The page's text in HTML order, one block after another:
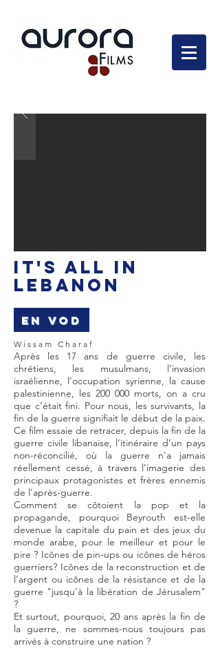
IT'S ALL IN
LEBANON
EN VOD
Wissam Charaf
Après les 17 ans de guerre civile, les
chrétiens, les musulmans, l’invasion
israélienne, l’occupation syrienne, la cause
palestinienne, les 200 000 morts, on a cru
que c’était fini. Pour nous, les survivants, la
fin de la guerre signifiait le début de la paix.
Ce film essaie de retracer, depuis la fin de la
guerre civile libanaise, l’itinéraire d’un pays
non-réconcilié, où la guerre n'a jamais
réellement cessé, à travers l'imagerie des
principaux protagonistes et frères ennemis
de l'après-guerre.
Comment se côtoient la pop et la
propagande, pourquoi Beyrouth est-elle
devenue la capitale du pain et des jeux du
monde arabe, pour le meilleur et pour le
pire ? Icônes de pin-ups ou icônes de héros
guerriers? Icônes de la reconstruction et de
l’argent ou icônes de la résistance et de la
guerre "jusqu'à la libération de Jérusalem"
?
Et surtout, pourquoi, 20 ans après la fin de
la guerre, ne sommes-nous toujours pas
arrivés à construire une nation ?